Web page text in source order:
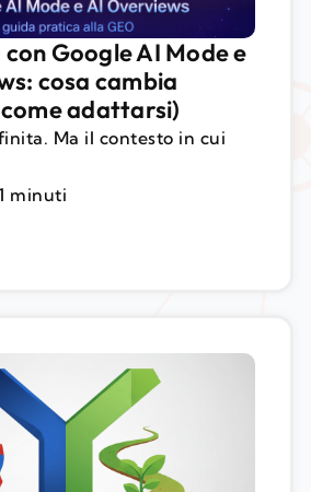
con Google AI Mode e
cosa cambia
adattarsi)
Ma il contesto in cui
minuti